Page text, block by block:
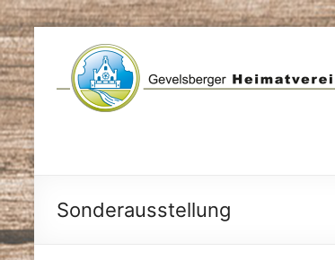
Zum
Inhalt
springen
Sonderausstellung